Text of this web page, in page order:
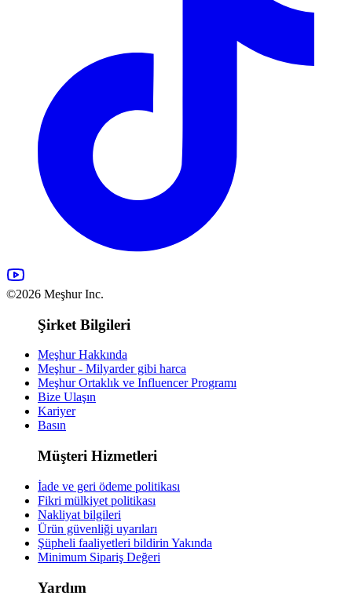
©2026 Meşhur Inc.
Şirket Bilgileri
Meşhur Hakkında
Meşhur - Milyarder gibi harca
Meşhur Ortaklık ve Influencer Programı
Bize Ulaşın
Kariyer
Basın
Müşteri Hizmetleri
İade ve geri ödeme politikası
Fikri mülkiyet politikası
Nakliyat bilgileri
Ürün güvenliği uyarıları
Şüpheli faaliyetleri bildirin Yakında
Minimum Sipariş Değeri
Yardım